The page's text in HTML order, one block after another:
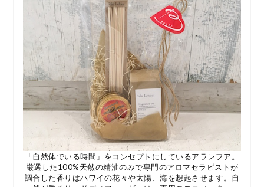
「自然体でいる時間」をコンセプトにしているアラレフア。
厳選した100%天然の精油のみで専門のアロマセラピストが
調合した香りはハワイの花々や太陽、海を想起させます。自